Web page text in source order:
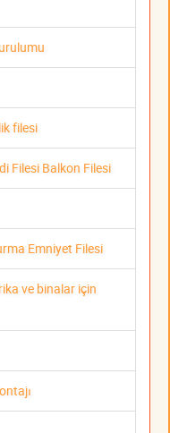
filesi
Filesi Balkon Filesi
Emniyet Filesi
ve binalar için